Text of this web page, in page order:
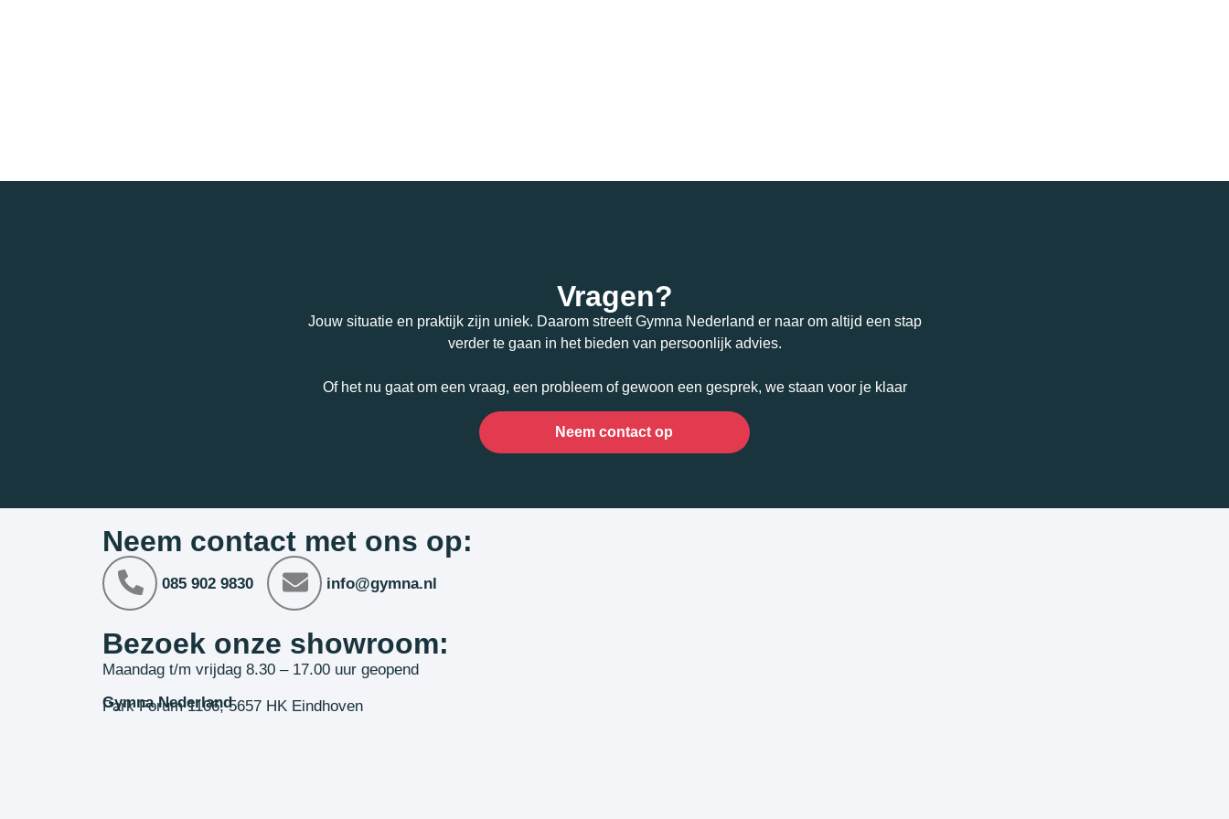
Vragen?
Jouw situatie en praktijk zijn uniek. Daarom streeft Gymna Nederland er naar om altijd een stap
verder te gaan in het bieden van persoonlijk advies.
Of het nu gaat om een vraag, een probleem of gewoon een gesprek, we staan voor je klaar
Neem contact op
Neem contact met ons op:
085 902 9830 info@gymna.nl
Bezoek onze showroom:
Maandag t/m vrijdag 8.30 – 17.00 uur geopend
Gymna Nederland
Park Forum 1106, 5657 HK Eindhoven